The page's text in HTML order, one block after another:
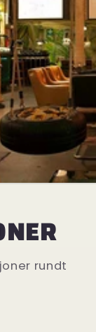
rundt